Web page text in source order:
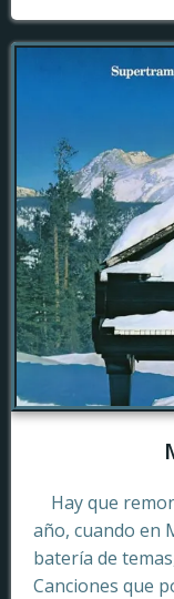
Hay que
año, cuando en
batería de
Canciones que